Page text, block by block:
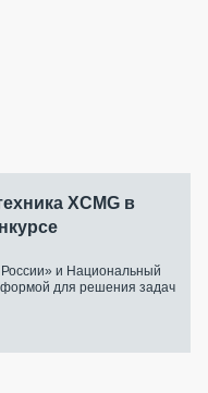
XCMG в
и Национальный
для решения задач